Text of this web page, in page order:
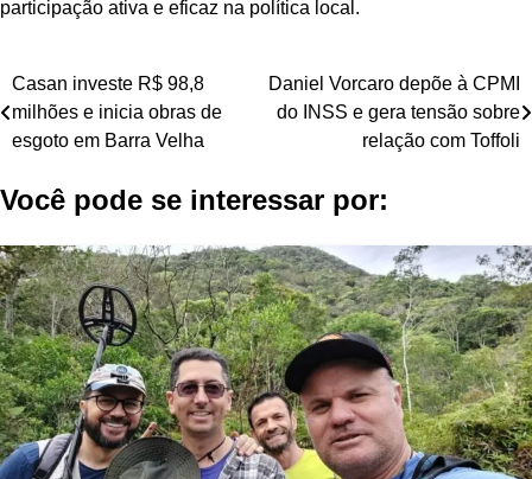
participação ativa e eficaz na política local.
Navegação
de
Casan investe R$ 98,8
milhões e inicia obras de
esgoto em Barra Velha
Daniel Vorcaro depõe à CPMI
do INSS e gera tensão sobre
relação com Toffoli
Você pode se interessar por: